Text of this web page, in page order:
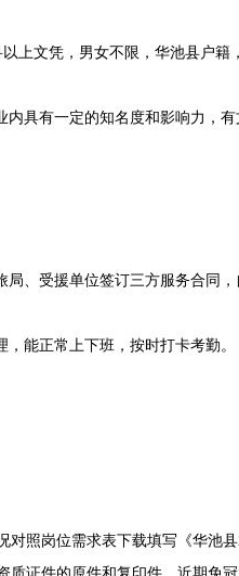
文凭，男女不限，华池县户籍
有一定的知名度和影响力，有
受援单位签订三方服务合同，
能正常上下班，按时打卡考勤。
岗位需求表下载填写《华池县